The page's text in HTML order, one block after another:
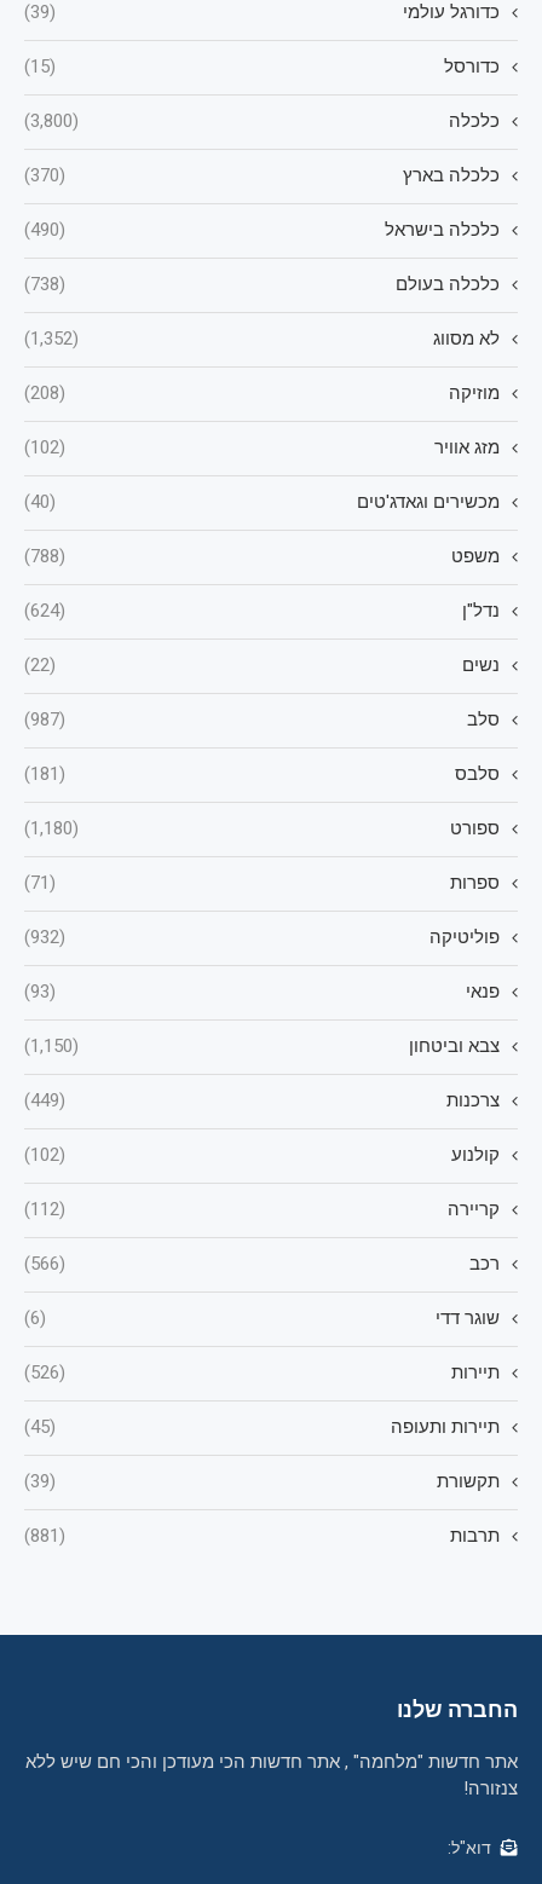
כדורגל עולמי (39)
כדורסל (15)
כלכלה (3,800)
כלכלה בארץ (370)
כלכלה בישראל (490)
כלכלה בעולם (738)
לא מסווג (1,352)
מוזיקה (208)
מזג אוויר (102)
מכשירים וגאדג'טים (40)
משפט (788)
נדל"ן (624)
נשים (22)
סלב (987)
סלבס (181)
ספורט (1,180)
ספרות (71)
פוליטיקה (932)
פנאי (93)
צבא וביטחון (1,150)
צרכנות (449)
קולנוע (102)
קריירה (112)
רכב (566)
שוגר דדי (6)
תיירות (526)
תיירות ותעופה (45)
תקשורת (39)
תרבות (881)
החברה שלנו
אתר חדשות "מלחמה" , אתר חדשות הכי מעודכן והכי חם שיש ללא
צנזורה!
דוא"ל: